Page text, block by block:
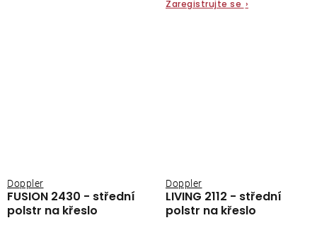
Zaregistrujte se ›
FUSION 2430 - střední
polstr na křeslo
Doppler
LIVING 2112 - střední
polstr na křeslo
Doppler